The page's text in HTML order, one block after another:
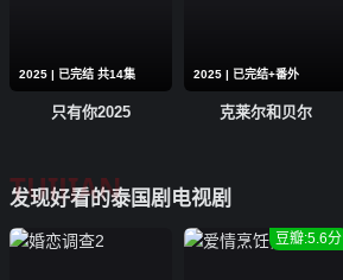
2025 | 已完结 共14集
只有你2025
2025 | 已完结+番外
克莱尔和贝尔
发现好看的泰国剧电视剧
TUIJIAN
豆瓣:5.6分